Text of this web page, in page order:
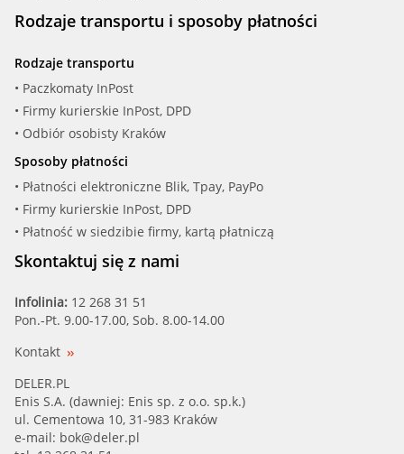
Rodzaje transportu i sposoby płatności
Rodzaje transportu
• Paczkomaty InPost
• Firmy kurierskie InPost, DPD
• Odbiór osobisty Kraków
Sposoby płatności
• Płatności elektroniczne Blik, Tpay, PayPo
• Firmy kurierskie InPost, DPD
• Płatność w siedzibie firmy, kartą płatniczą
Skontaktuj się z nami
Infolinia: 12 268 31 51
Pon.-Pt. 9.00-17.00, Sob. 8.00-14.00
Kontakt
DELER.PL
Enis S.A. (dawniej: Enis sp. z o.o. sp.k.)
ul. Cementowa 10, 31-983 Kraków
e-mail: bok@deler.pl